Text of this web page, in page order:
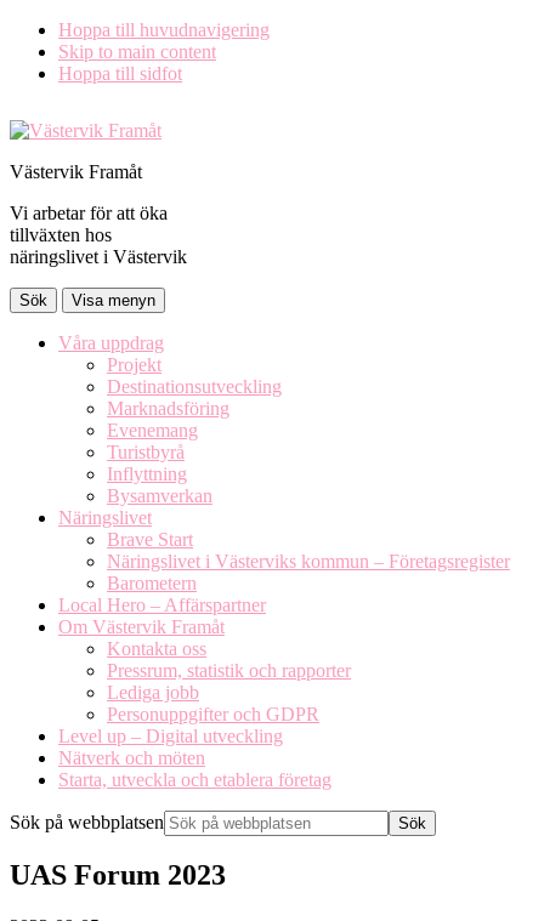
Hoppa till huvudnavigering
Skip to main content
Hoppa till sidfot
Västervik Framåt
Vi arbetar för att öka
tillväxten hos
näringslivet i Västervik
Sök Visa menyn
Våra uppdrag
Projekt
Destinationsutveckling
Marknadsföring
Evenemang
Turistbyrå
Inflyttning
Bysamverkan
Näringslivet
Brave Start
Näringslivet i Västerviks kommun – Företagsregister
Barometern
Local Hero – Affärspartner
Om Västervik Framåt
Kontakta oss
Pressrum, statistik och rapporter
Lediga jobb
Personuppgifter och GDPR
Level up – Digital utveckling
Nätverk och möten
Starta, utveckla och etablera företag
Sök på webbplatsen
UAS Forum 2023